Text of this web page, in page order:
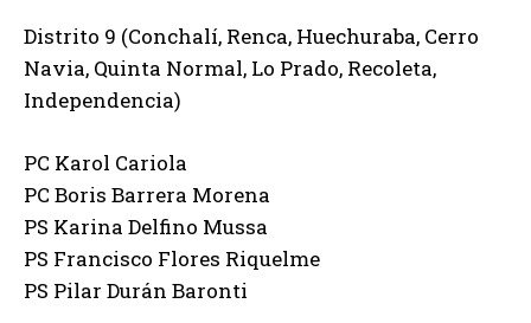
Distrito 9 (Conchalí, Renca, Huechuraba, Cerro
Navia, Quinta Normal, Lo Prado, Recoleta,
Independencia)
PC Karol Cariola
PC Boris Barrera Morena
PS Karina Delfino Mussa
PS Francisco Flores Riquelme
PS Pilar Durán Baronti